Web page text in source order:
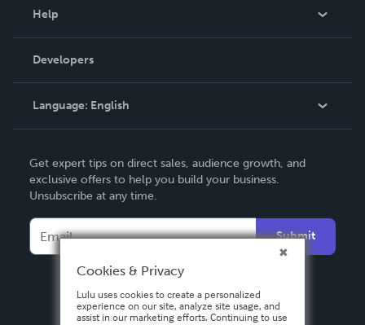
Podcast
Help
Order Lookup
Knowledge Base
Contact Support
Developers
Language: English
Deutsch
Français
Español
Get expert tips on direct sales, audience growth, and
exclusive offers to help you build your business.
Unsubscribe at any time.
Submit
Cookies & Privacy
Lulu uses cookies to create a personalized
experience on our site, analyze site usage, and
assist in our marketing efforts. Continuing to use